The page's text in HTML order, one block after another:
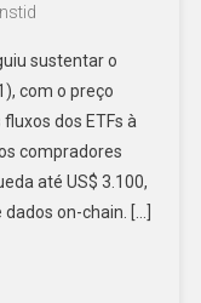
sustentar o
com o preço
dos ETFs à
compradores
até US$ 3.100,
on-chain. […]